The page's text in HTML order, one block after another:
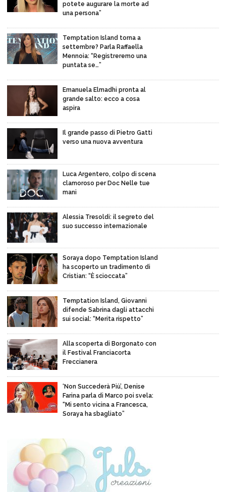
potete augurare la morte ad
una persona”
Temptation Island torna a
settembre? Parla Raffaella
Mennoia: “Registreremo una
puntata se…”
Emanuela Elmadhi pronta al
grande salto: ecco a cosa
aspira
Il grande passo di Pietro Gatti
verso una nuova avventura
Luca Argentero, colpo di scena
clamoroso per Doc Nelle tue
mani
Alessia Tresoldi: il segreto del
suo successo internazionale
Soraya dopo Temptation Island
ha scoperto un tradimento di
Cristian: “È scioccata”
Temptation Island, Giovanni
difende Sabrina dagli attacchi
sui social: “Merita rispetto”
Alla scoperta di Borgonato con
il Festival Franciacorta
Freccianera
‘Non Succederà Più’, Denise
Farina parla di Marco poi svela:
“Mi sento vicina a Francesca,
Soraya ha sbagliato”